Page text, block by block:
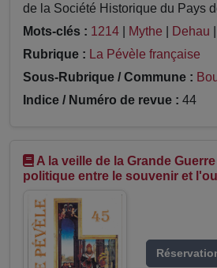
de la Société Historique du Pays
Mots-clés : 1214 Mythe Dehau
Rubrique : La Pévèle française
Sous-Rubrique / Commune :
Indice / Numéro de revue : 44
A la veille de la Grande
politique entre le souvenir et